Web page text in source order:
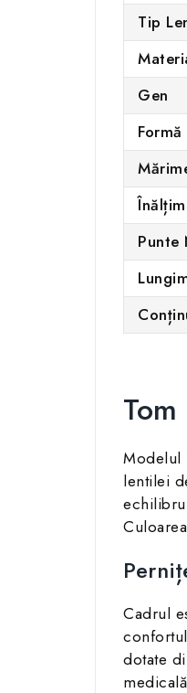
Tip
Gen
Formă
Punte
Modelul
lentilei
Cadrul
dotate